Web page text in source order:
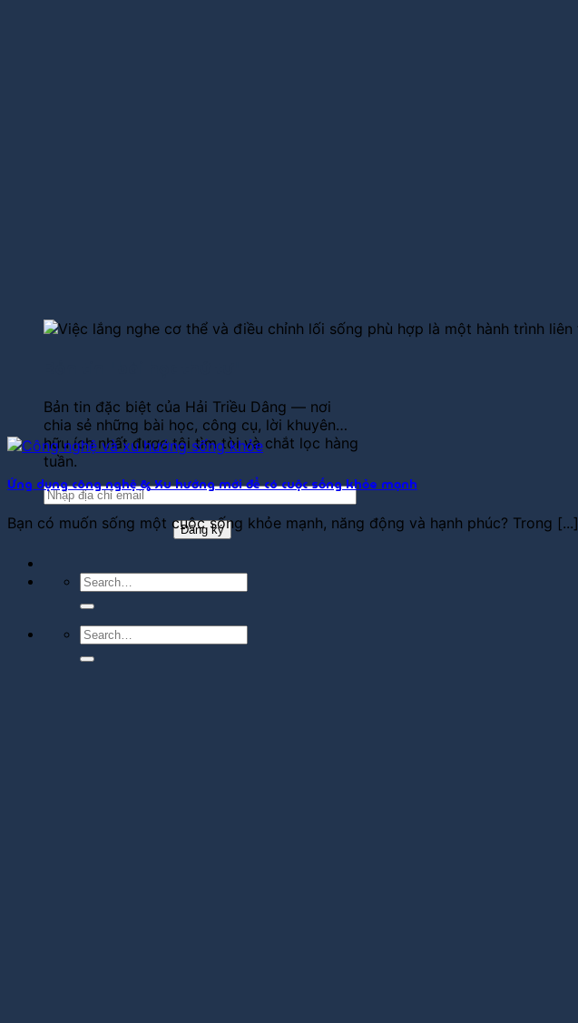
Bản tin đặc biệt của Hải Triều Dâng — nơi
chia sẻ những bài học, công cụ, lời khuyên…
hữu ích nhất được tôi tìm tòi và chắt lọc hàng
tuần.
Ứng dụng công nghệ & Xu hướng mới để có cuộc sống khỏe mạnh
Bạn có muốn sống một cuộc sống khỏe mạnh, năng động và hạnh phúc? Trong [...]